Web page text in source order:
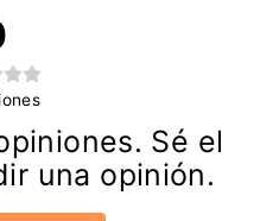
Sé el
una opinión.